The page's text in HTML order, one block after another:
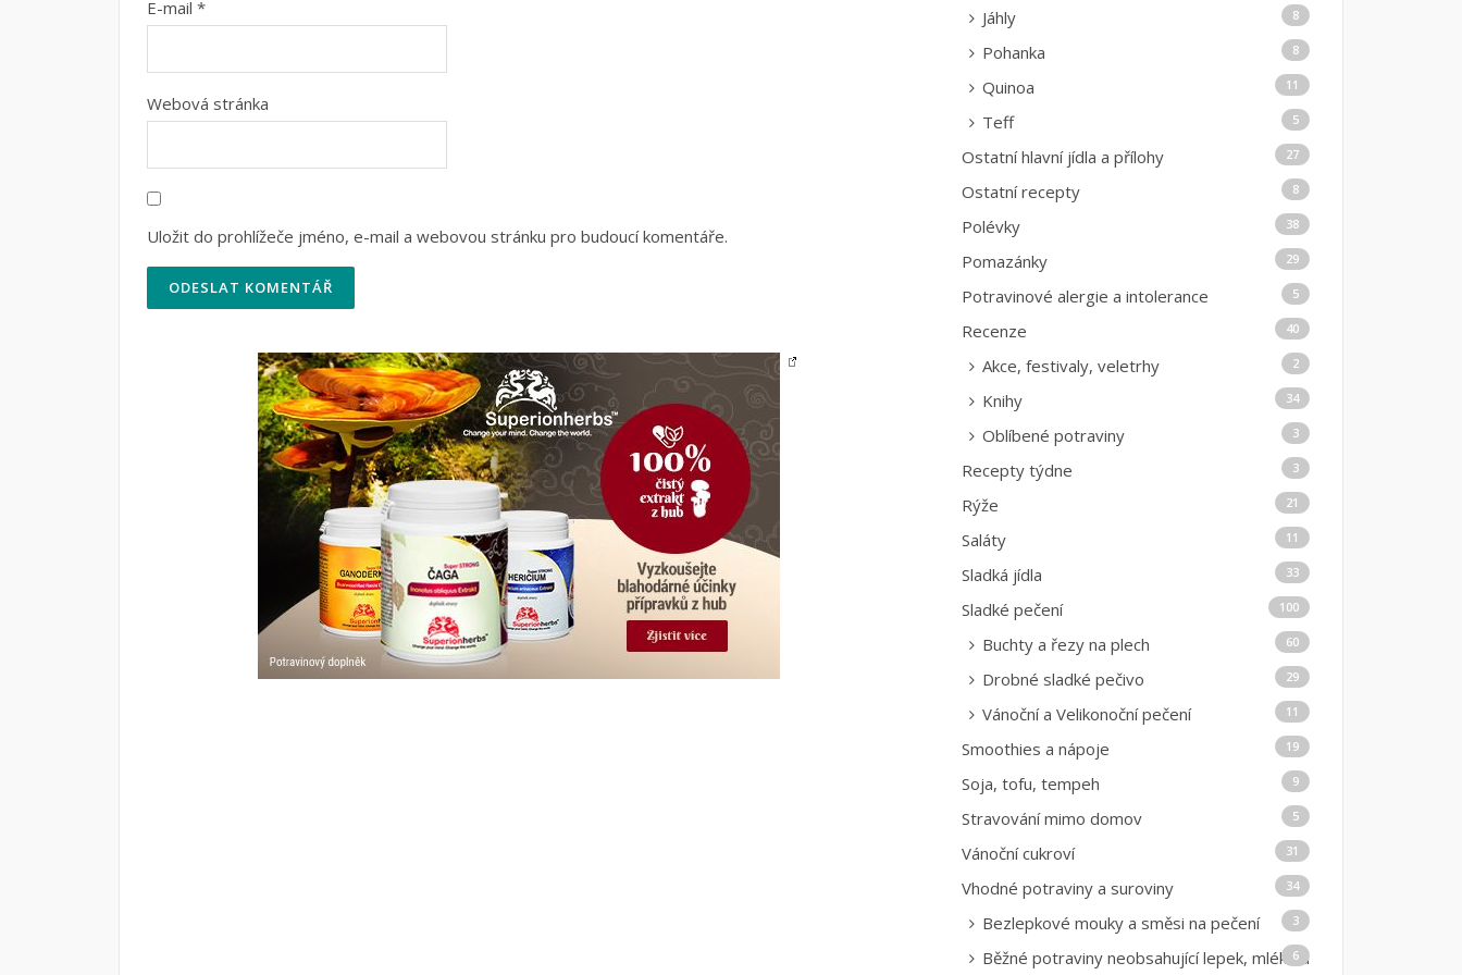
E-mail *
Webová stránka
Uložit do prohlížeče jméno, e-mail a webovou stránku pro budoucí komentáře.
Jáhly 8
Pohanka 8
Quinoa 11
Teff 5
Ostatní hlavní jídla a přílohy 27
Ostatní recepty 8
Polévky 38
Pomazánky 29
Potravinové alergie a intolerance 5
Recenze 40
Akce, festivaly, veletrhy 2
Knihy 34
Oblíbené potraviny 3
Recepty týdne 3
Rýže 21
Saláty 11
Sladká jídla 33
Sladké pečení 100
Buchty a řezy na plech 60
Drobné sladké pečivo 29
Vánoční a Velikonoční pečení 11
Smoothies a nápoje 19
Soja, tofu, tempeh 9
Stravování mimo domov 5
Vánoční cukroví 31
Vhodné potraviny a suroviny 34
Bezlepkové mouky a směsi na pečení 3
Běžné potraviny neobsahující lepek, mléko a
6